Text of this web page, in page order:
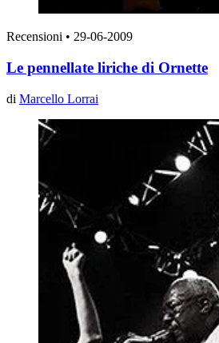
Recensioni • 29-06-2009
Le pennellate liriche di Ornette
di Marcello Lorrai